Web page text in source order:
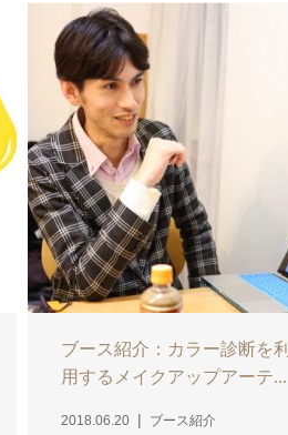
ブース紹介：カラー診断を利
用するメイクアップアーテ...
2018.06.20 ブース紹介